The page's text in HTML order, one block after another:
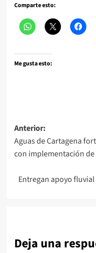
Comparte esto:
Me gusta esto:
Navegación
de
entradas
Anterior:
Aguas de Cartagena
con implementación
Entregan apoyo
Deja una